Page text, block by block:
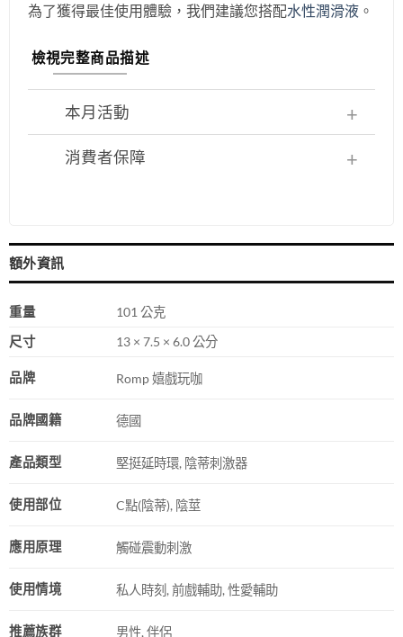
為了獲得最佳使用體驗，我們建議您搭配水性潤滑液 。
檢視完整商品描述
本月活動
消費者保障
額外資訊
重量
101 公克
尺寸
13 × 7.5 × 6.0 公分
品牌 Romp 嬉戲玩咖
品牌國籍 德國
產品類型 堅挺延時環, 陰蒂刺激器
使用部位 C點(陰蒂), 陰莖
應用原理 觸碰震動刺激
使用情境 私人時刻, 前戲輔助, 性愛輔助
推薦族群 男性, 伴侶